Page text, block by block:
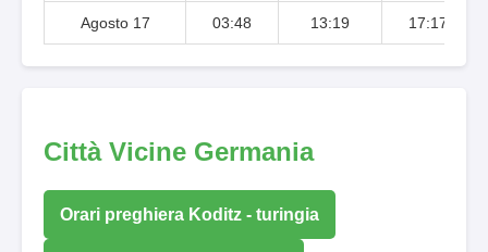
Agosto 17 03:48 13:19 17:17
Città Vicine Germania
Orari preghiera Koditz - turingia